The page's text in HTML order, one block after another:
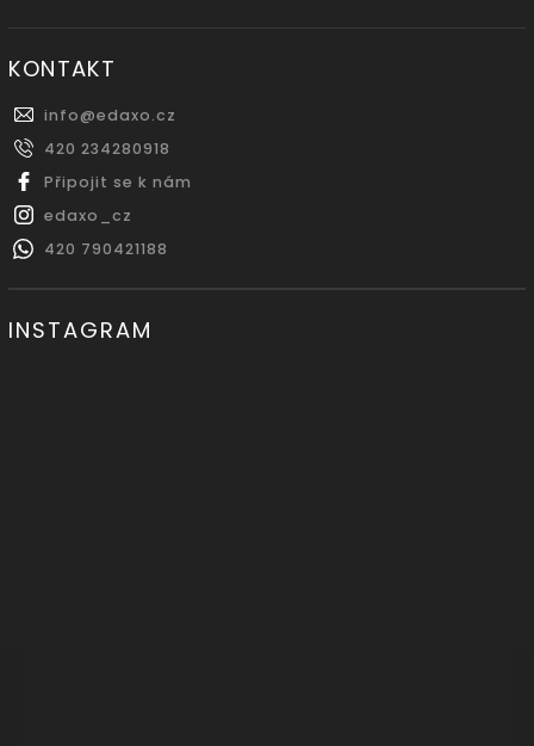
KONTAKT
info@edaxo.cz
420 234280918
Připojit se k nám
edaxo_cz
420 790421188
INSTAGRAM